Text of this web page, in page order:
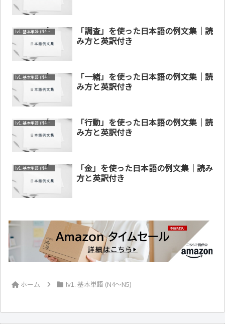
lv1. 基本単語 (N4～N5)
「調査」を使った日本語の例文集｜読
み方と英訳付き
lv1. 基本単語 (N4～N5)
「一緒」を使った日本語の例文集｜読
み方と英訳付き
lv1. 基本単語 (N4～N5)
「行動」を使った日本語の例文集｜読
み方と英訳付き
lv1. 基本単語 (N4～N5)
「金」を使った日本語の例文集｜読み
方と英訳付き
ホーム lv1. 基本単語 (N4～N5)